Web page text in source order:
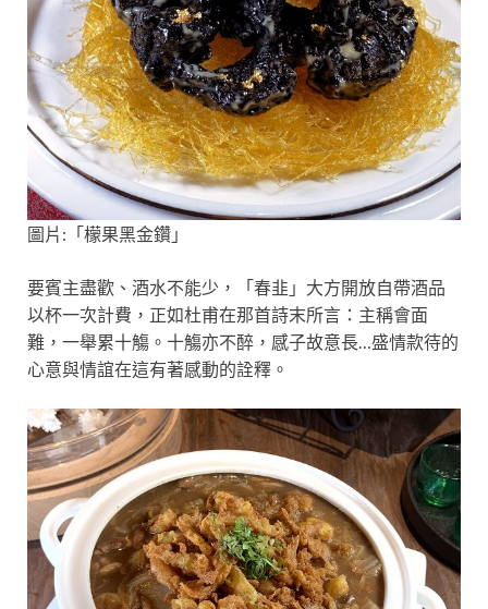
圖片:「檬果黑金鑽」
要賓主盡歡、酒水不能少，「春韭」大方開放自帶酒品
以杯一次計費，正如杜甫在那首詩末所言：主稱會面
難，一舉累十觴。十觴亦不醉，感子故意長…盛情款待的
心意與情誼在這有著感動的詮釋。